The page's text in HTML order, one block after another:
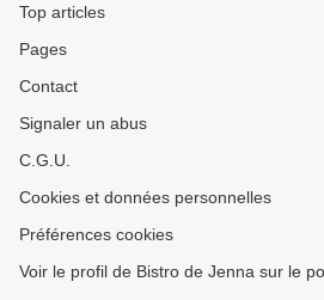
Top articles
Pages
Contact
Signaler un abus
C.G.U.
Cookies et données personnelles
Préférences cookies
Voir le profil de Bistro de Jenna sur le